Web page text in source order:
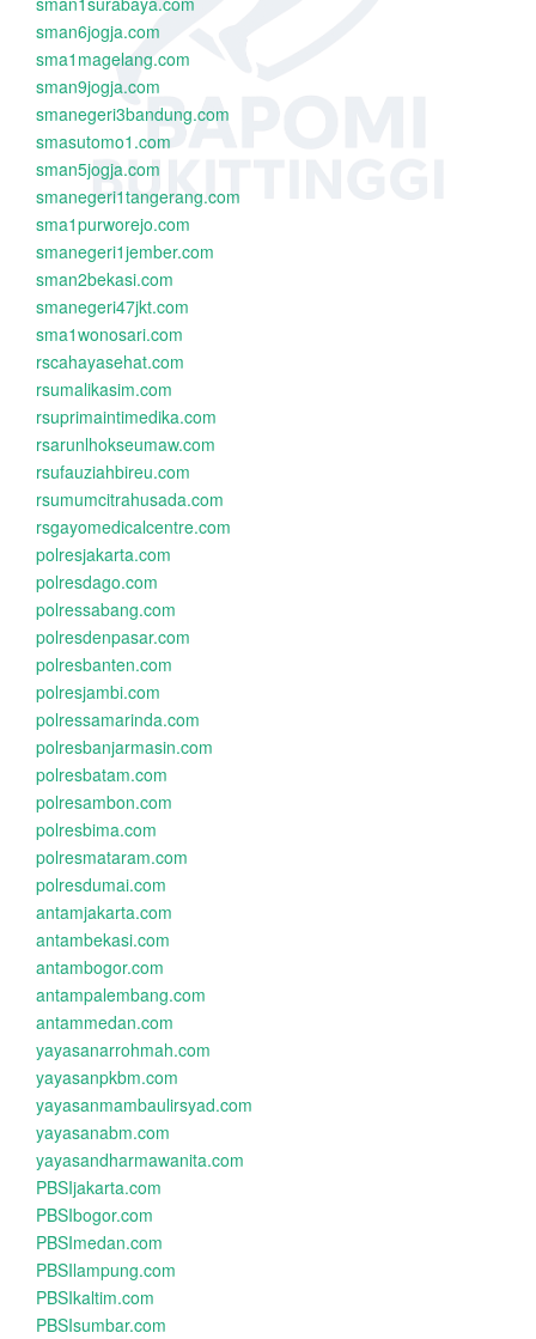
sman6jogja.com
sma1magelang.com
sman9jogja.com
smanegeri3bandung.com
smasutomo1.com
sman5jogja.com
smanegeri1tangerang.com
sma1purworejo.com
smanegeri1jember.com
sman2bekasi.com
smanegeri47jkt.com
sma1wonosari.com
rscahayasehat.com
rsumalikasim.com
rsuprimaintimedika.com
rsarunlhokseumaw.com
rsufauziahbireu.com
rsumumcitrahusada.com
rsgayomedicalcentre.com
polresjakarta.com
polresdago.com
polressabang.com
polresdenpasar.com
polresbanten.com
polresjambi.com
polressamarinda.com
polresbanjarmasin.com
polresbatam.com
polresambon.com
polresbima.com
polresmataram.com
polresdumai.com
antamjakarta.com
antambekasi.com
antambogor.com
antampalembang.com
antammedan.com
yayasanarrohmah.com
yayasanpkbm.com
yayasanmambaulirsyad.com
yayasanabm.com
yayasandharmawanita.com
PBSIjakarta.com
PBSIbogor.com
PBSImedan.com
PBSIlampung.com
PBSIkaltim.com
PBSIsumbar.com